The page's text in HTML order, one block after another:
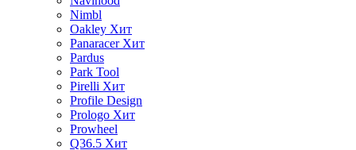
Nimbl
Oakley Хит
Panaracer Хит
Pardus
Park Tool
Pirelli Хит
Profile Design
Prologo Хит
Prowheel
Q36.5 Хит